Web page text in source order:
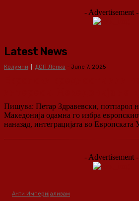
- Advertisement -
Latest News
Колумни ДСП Ленка - June 7, 2025
Пишува: Петар Здравевски, потпарол
Македонија одамна го избра
наназад, интеграцијата во Европската
- Advertisement -
Анти Империјализам